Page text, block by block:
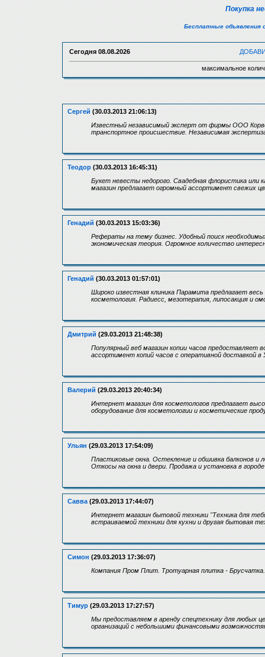
Покупка
Бесплатные объявления
Сегодня 08.08.2026
максимальное
Сергей (30.03.2013 21:06:13)
Известный независимый эксперт от фирмы ООО
транспортное происшествие. Независимая
Теодор (30.03.2013 16:45:31)
Букет невесты недорого. Свадебная флористика
магазин предлагает огромный ассортимент свежих
Генадий (30.03.2013 15:03:36)
Рефераты на тему бизнес. Удобный поиск
экономическая теория. Огромное количество
Генадий (30.03.2013 01:57:01)
Широко известная клиника Парамита предлагает
косметология. Радиесс, мезотерапия, липосакция и
Дмитрий (29.03.2013 21:48:38)
Популярный веб магазин копии часов предоставляет
ассортимент копий часов с оперативной доставкой в
Валерий (29.03.2013 20:40:34)
Интернет магазин для косметологов предлагает
оборудование для косметологии и косметические
Ульян (29.03.2013 17:54:09)
Пластиковые окна. Остекление и обшивка балконов
Откосы на окна и двери. Продажа и установка в
Савва (29.03.2013 17:44:07)
Интернет магазин бытовой техники "Техника для
встраиваемой техники для кухни и другая бытовая
Симон (29.03.2013 17:36:07)
Компания Пром Плит. Тротуарная плитка -
Тимур (29.03.2013 17:27:57)
Мы предоставляем в аренду спецтехнику для любых
организаций с небольшими финансовыми